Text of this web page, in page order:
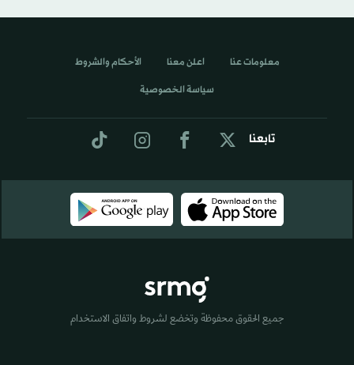
تابعنا
معلومات عنا اعلن معنا الأحكام والشروط
سياسة الخصوصية
جميع الحقوق محفوظة وتخضع لشروط واتفاق الاستخدام